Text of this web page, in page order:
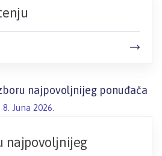
najpovoljnijeg ponuđača
8. Juna 2026.
najpovoljnijeg